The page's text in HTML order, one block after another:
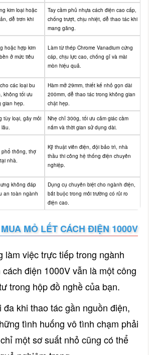
kim loại hoặc
dễ trơn khi
Tay cầm phủ nhựa cách điện cao cấp,
chống trượt, chịu nhiệt, dễ thao tác khi
mang găng.
hoặc hợp kim
ở mức tiêu
Làm từ thép Chrome Vanadium cứng
cáp, chịu lực cao, chống gỉ và mài
mòn hiệu quả.
các loại bu
không tối ưu
gian hẹp.
Hàm mở 29mm, thiết kế nhỏ gọn dài
200mm, dễ thao tác trong không gian
chật hẹp.
tùy loại, gây mỏi
Nhẹ chỉ 300g, tối ưu cảm giác cầm
nắm và thời gian sử dụng dài.
phổ thông, thợ
nhà.
Kỹ thuật viên điện, đội bảo trì, nhà
thầu thi công hệ thống điện chuyên
nghiệp.
không đáp
an toàn ngành
Dụng cụ chuyên biệt cho ngành điện,
bắt buộc trong môi trường có rủi ro
điện cao.
MỎ LẾT CÁCH ĐIỆN 1000V
làm việc trực tiếp trong ngành
điện 1000V vẫn là một công
trong hộp đồ nghề của bạn.
đa khi thao tác gần nguồn điện,
tình huống vô tình chạm phải
một sơ suất nhỏ cũng có thể